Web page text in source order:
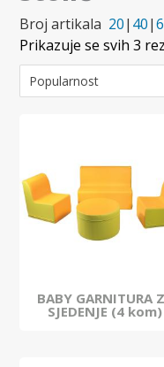
Broj artikala 20| 40|
Prikazuje se svih 3
BABY GARNITURA
SJEDENJE (4 kom)